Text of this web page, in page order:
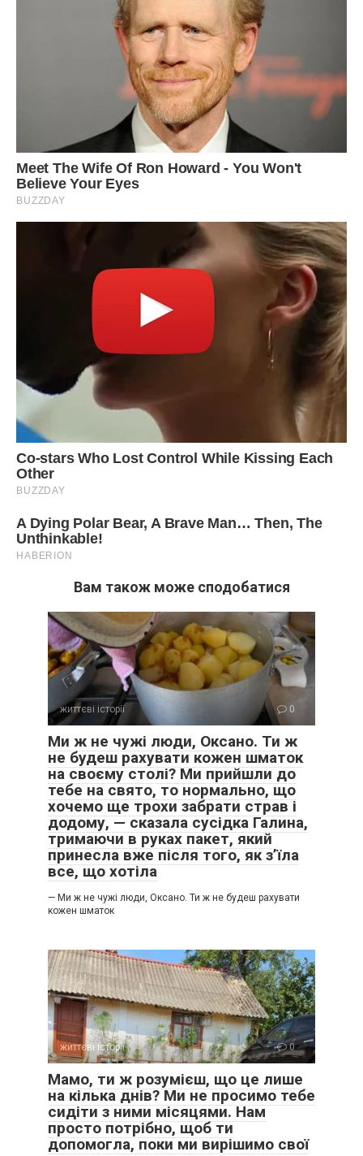
Вам також може сподобатися
життєві історії 0
Ми ж не чужі люди, Оксано. Ти ж
не будеш рахувати кожен шматок
на своєму столі? Ми прийшли до
тебе на свято, то нормально, що
хочемо ще трохи забрати страв і
додому, — сказала сусідка Галина,
тримаючи в руках пакет, який
принесла вже після того, як з’їла
все, що хотіла
— Ми ж не чужі люди, Оксано. Ти ж не будеш рахувати
кожен шматок
життєві історії 0
Мамо, ти ж розумієш, що це лише
на кілька днів? Ми не просимо тебе
сидіти з ними місяцями. Нам
просто потрібно, щоб ти
допомогла, поки ми вирішимо свої